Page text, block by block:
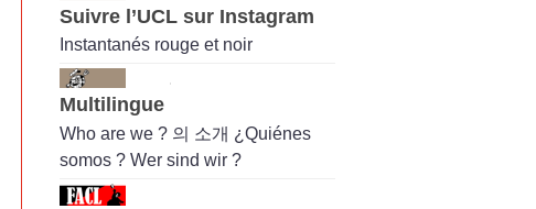
Suivre l’UCL sur Instagram
Instantanés rouge et noir
Multilingue
Who are we ? 의 소개 ¿Quiénes
somos ? Wer sind wir ?